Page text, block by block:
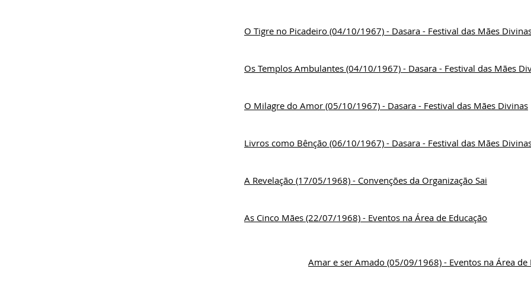
O Tigre no Picadeiro (04/10/1967) - Dasara - Festival das Mães
Os Templos Ambulantes (04/10/1967) - Dasara - Festival das Mães
O Milagre do Amor (05/10/1967) - Dasara - Festival das Mães Divinas
Livros como Bênção (06/10/1967) - Dasara - Festival das Mães
A Revelação (17/05/1968) - Convenções da Organização Sai
As Cinco Mães (22/07/1968) - Eventos na Área de Educação
Amar e ser Amado (05/09/1968) - Eventos na Área de